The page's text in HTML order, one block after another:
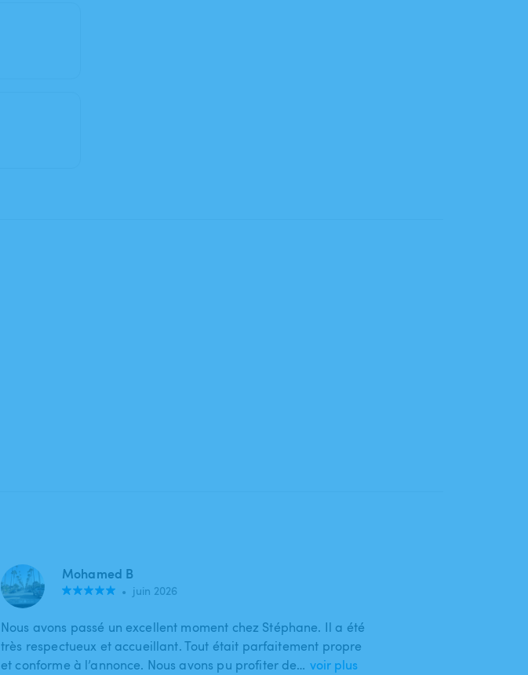
Mohamed B
• juin 2026
Nous avons passé un excellent moment chez Stéphane. Il a été
très respectueux et accueillant. Tout était parfaitement propre
et conforme à l’annonce. Nous avons pu profiter de… voir plus